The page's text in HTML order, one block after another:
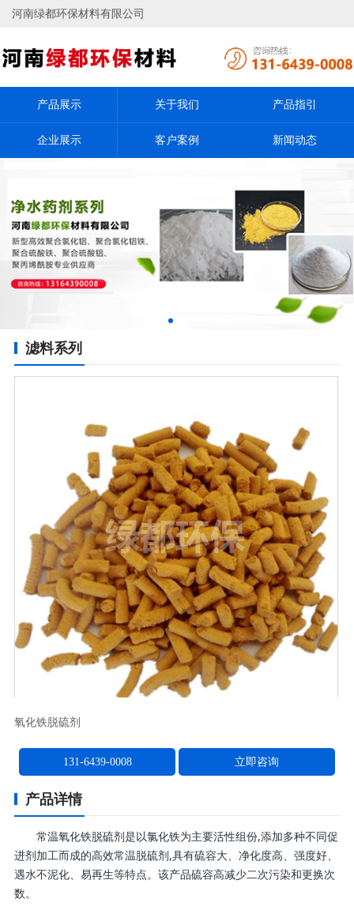
河南绿都环保材料有限公司
产品展示 关于我们 产品指引
企业展示 客户案例 新闻动态
滤料系列
氧化铁脱硫剂
131-6439-0008 立即咨询
产品详情
常温氧化铁脱硫剂是以氯化铁为主要活性组份,添加多种不同促
进剂加工而成的高效常温脱硫剂,具有硫容大、净化度高、强度好、
遇水不泥化、易再生等特点。该产品硫容高减少二次污染和更换次
数。